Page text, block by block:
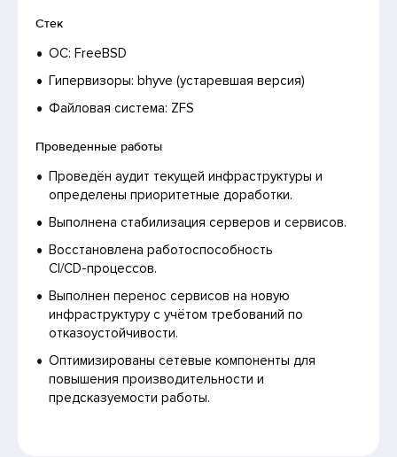
Стек
ОС: FreeBSD
Гипервизоры: bhyve (устаревшая версия)
Файловая система: ZFS
Проведенные работы
Проведён аудит текущей инфраструктуры и
определены приоритетные доработки.
Выполнена стабилизация серверов и сервисов.
Восстановлена работоспособность
CI/CD-процессов.
Выполнен перенос сервисов на новую
инфраструктуру с учётом требований по
отказоустойчивости.
Оптимизированы сетевые компоненты для
повышения производительности и
предсказуемости работы.